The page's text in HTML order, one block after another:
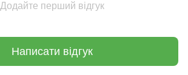
Додайте перший відгук
Написати відгук